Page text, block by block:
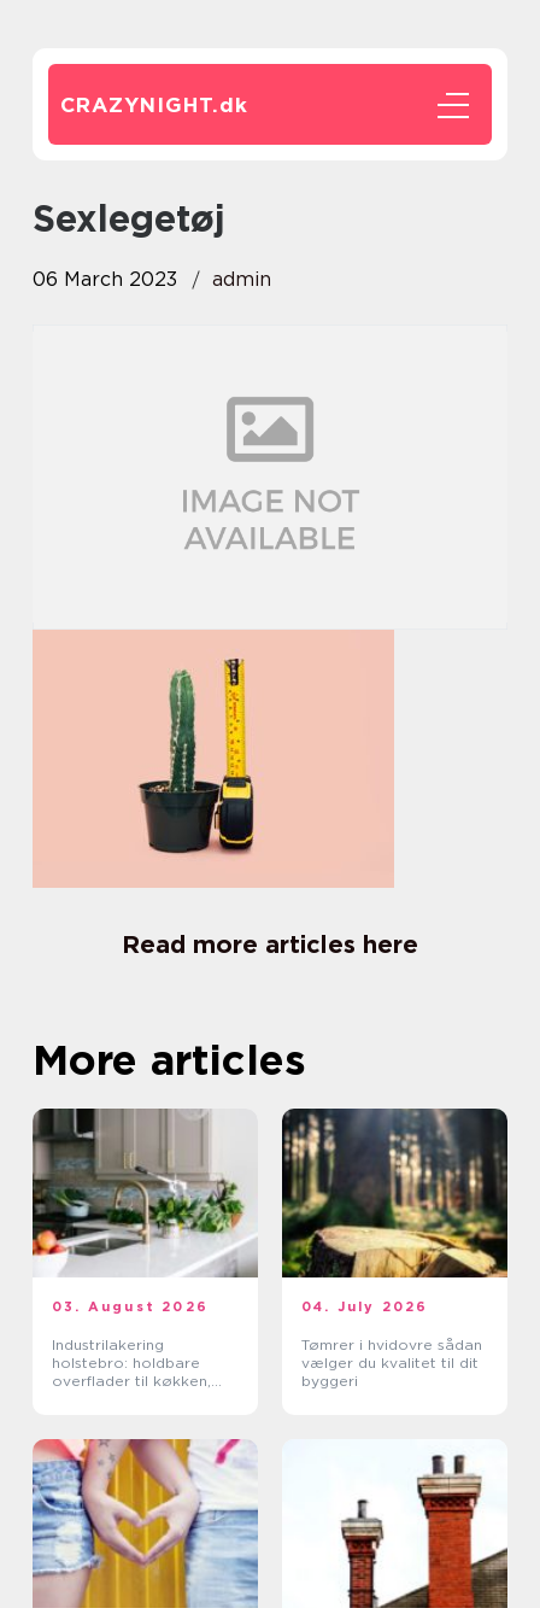
CRAZYNIGHT.dk
sexlegetøj
06 March 2023 admin
Read more articles here
More articles
03. August 2026
Industrilakering
holstebro: holdbare
overflader til køkken,
04. July 2026
Tømrer i hvidovre sådan
vælger du kvalitet til dit
byggeri